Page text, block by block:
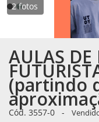
2 fotos
AULAS DE
(partindo
Cód. 3557-0 -